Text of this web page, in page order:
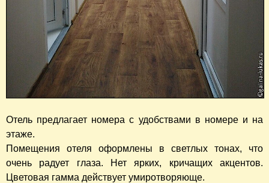
Отель предлагает номера с удобствами в номере и на
этаже.
Помещения отеля оформлены в светлых тонах, что
очень радует глаза. Нет ярких, кричащих акцентов.
Цветовая гамма действует умиротворяюще.